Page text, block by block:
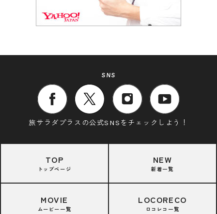
SNS
旅サラダプラスの公式SNSをチェックしよう！
TOP
トップページ
NEW
新着一覧
MOVIE
ムービー一覧
LOCORECO
ロコレコ一覧